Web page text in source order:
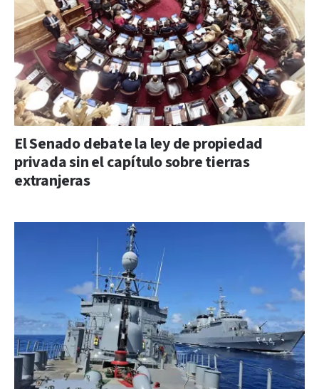
El Senado debate la ley de propiedad
privada sin el capítulo sobre tierras
extranjeras